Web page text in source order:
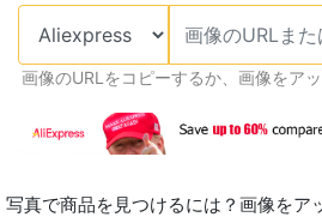
画像のURLをコピーするか、画像をア
写真で商品を見つけるには？画像をア